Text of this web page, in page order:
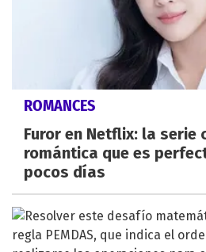
ROMANCES
Furor en Netflix: la serie
romántica que es
pocos días